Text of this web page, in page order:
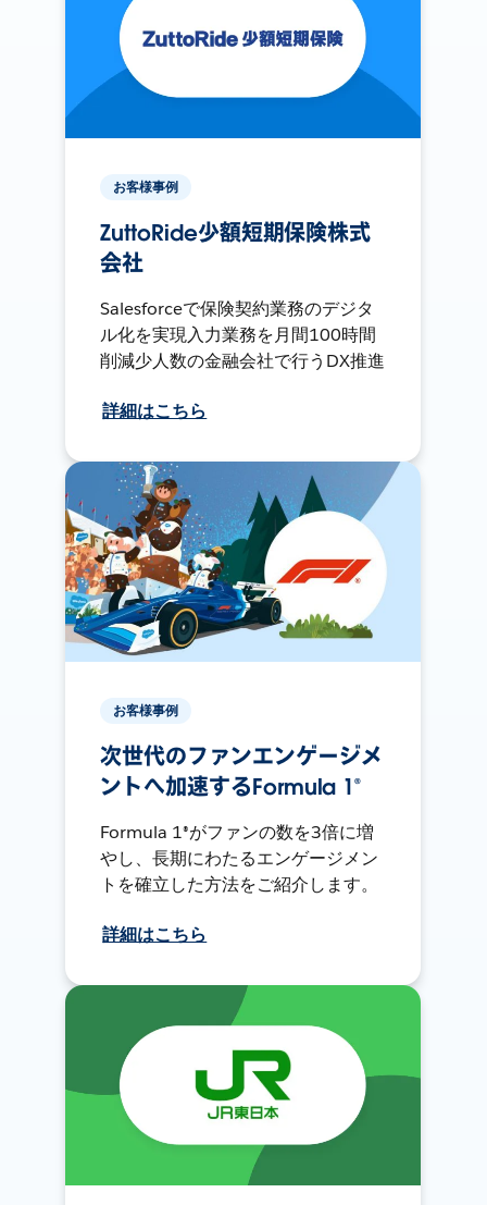
お客様事例
ZuttoRide少額短期保険株式
会社
Salesforceで保険契約業務のデジタ
ル化を実現入力業務を月間100時間
削減少人数の金融会社で行うDX推進
詳細はこちら
お客様事例
次世代のファンエンゲージメ
ントへ加速するFormula 1®
Formula 1®がファンの数を3倍に増
やし、長期にわたるエンゲージメン
トを確立した方法をご紹介します。
詳細はこちら